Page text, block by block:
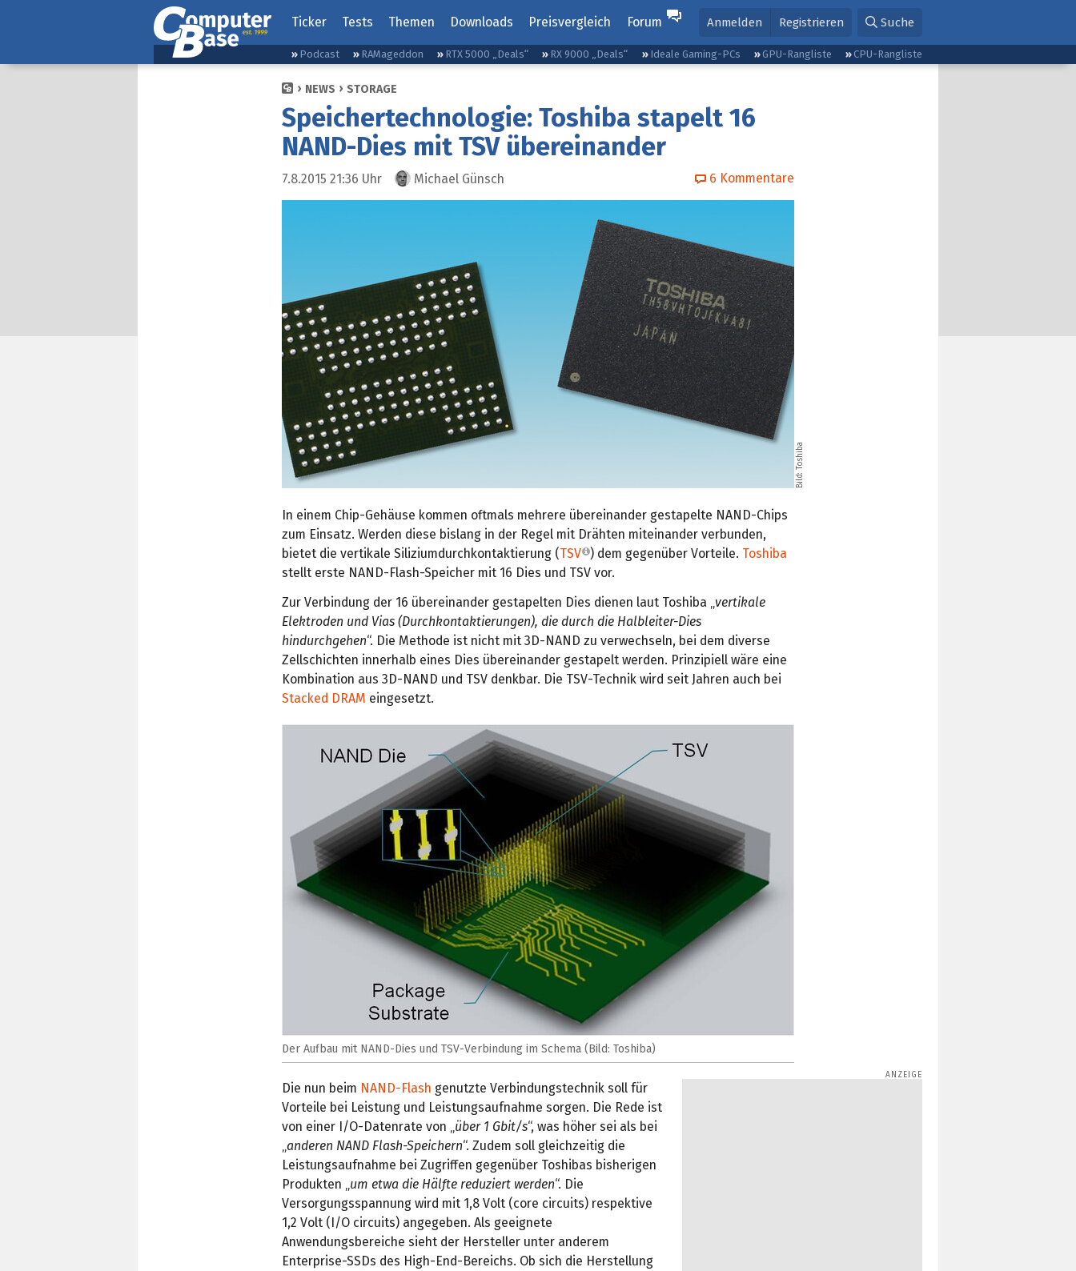
Ticker Tests Themen Downloads Preisvergleich Forum Anmelden Registrieren Suche
Podcast RAMageddon RTX 5000 „Deals“ RX 9000 „Deals“ Ideale Gaming-PCs GPU-Rangliste CPU-Rangliste
NEWS STORAGE
Speichertechnologie: Toshiba stapelt 16
NAND-Dies mit TSV übereinander
7.8.2015 21:36 Uhr Michael Günsch 6 Kommentare
Bild: Toshiba
In einem Chip-Gehäuse kommen oftmals mehrere übereinander gestapelte NAND-Chips
zum Einsatz. Werden diese bislang in der Regel mit Drähten miteinander verbunden,
bietet die vertikale Siliziumdurchkontaktierung (TSV ) dem gegenüber Vorteile. Toshiba
stellt erste NAND-Flash-Speicher mit 16 Dies und TSV vor.
Zur Verbindung der 16 übereinander gestapelten Dies dienen laut Toshiba „vertikale
Elektroden und Vias (Durchkontaktierungen), die durch die Halbleiter-Dies
hindurchgehen“. Die Methode ist nicht mit 3D-NAND zu verwechseln, bei dem diverse
Zellschichten innerhalb eines Dies übereinander gestapelt werden. Prinzipiell wäre eine
Kombination aus 3D-NAND und TSV denkbar. Die TSV-Technik wird seit Jahren auch bei
Stacked DRAM eingesetzt.
Der Aufbau mit NAND-Dies und TSV-Verbindung im Schema (Bild: Toshiba)
Die nun beim NAND-Flash genutzte Verbindungstechnik soll für
Vorteile bei Leistung und Leistungsaufnahme sorgen. Die Rede ist
von einer I/O-Datenrate von „über 1 Gbit/s“, was höher sei als bei
„anderen NAND Flash-Speichern“. Zudem soll gleichzeitig die
Leistungsaufnahme bei Zugriffen gegenüber Toshibas bisherigen
Produkten „um etwa die Hälfte reduziert werden“. Die
Versorgungsspannung wird mit 1,8 Volt (core circuits) respektive
1,2 Volt (I/O circuits) angegeben. Als geeignete
Anwendungsbereiche sieht der Hersteller unter anderem
Enterprise-SSDs des High-End-Bereichs. Ob sich die Herstellung